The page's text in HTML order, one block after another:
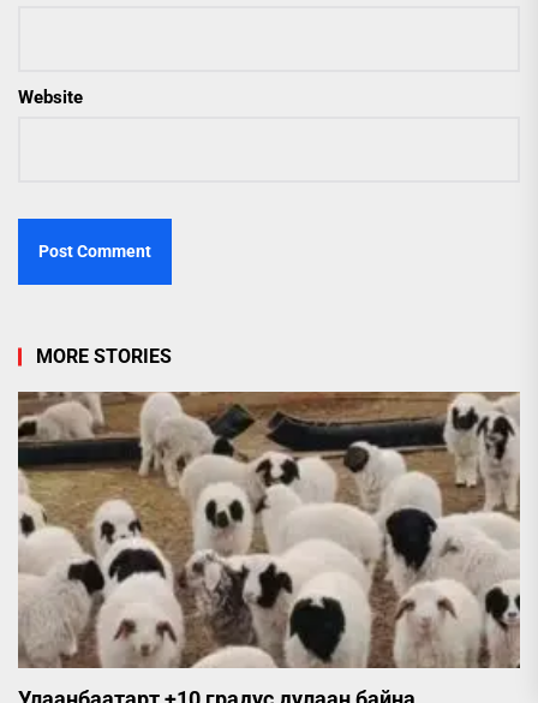
Website
MORE STORIES